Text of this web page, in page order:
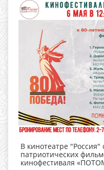
В кинотеатре "Россия"
патриотических
кинофестиваля